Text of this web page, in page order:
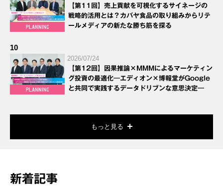
【第11回】売上貢献を可視化するサイネージの
戦略的活用とは？カバヤ食品の取り組みからリテ
ールメディアの新たな勝ち筋を探る
10
2026/07/24
【第12回】因果推論×MMMによるマーケティン
グ投資の最適化―エディオン×博報堂がGoogle
と共同で実践するデータドリブンな意思決定―
もっと見る
新着記事